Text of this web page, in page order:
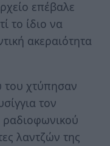
επέβαλε
το ίδιο να
ακεραιότητα
του χτύπησαν
τον
ραδιοφωνικού
λαντζών της